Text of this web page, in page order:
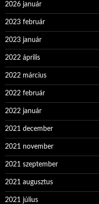
2026 január
2023 február
2023 január
2022 április
2022 március
2022 február
2022 január
2021 december
2021 november
2021 szeptember
2021 augusztus
2021 július